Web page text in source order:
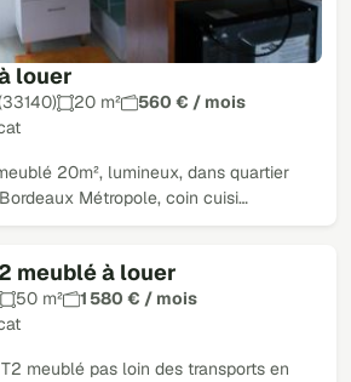
louer
20 m²
560 € / mois
20m², lumineux, dans quartier
Métropole, coin cuisi…
meublé à louer
50 m²
1 580 € / mois
meublé pas loin des transports en